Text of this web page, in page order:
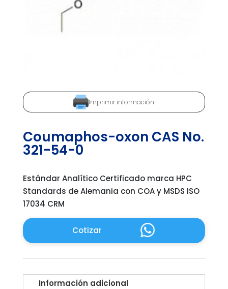
Imprimir información
Coumaphos-oxon CAS No.
321-54-0
Estándar Analítico Certificado marca HPC
Standards de Alemania con COA y MSDS ISO
17034 CRM
Cotizar
Información adicional